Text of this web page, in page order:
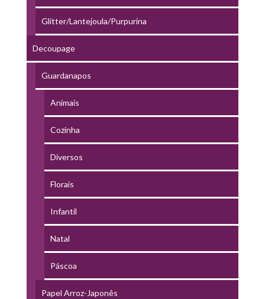
Glitter/Lantejoula/Purpurina
Decoupage
Guardanapos
Animais
Cozinha
Diversos
Florais
Infantil
Natal
Páscoa
Papel Arroz-Japonês